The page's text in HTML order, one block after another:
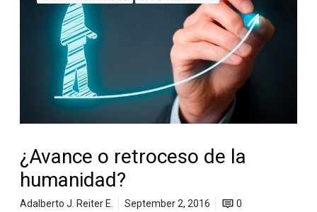
¿Avance o retroceso de la
humanidad?
Adalberto J. Reiter E. September 2, 2016 0